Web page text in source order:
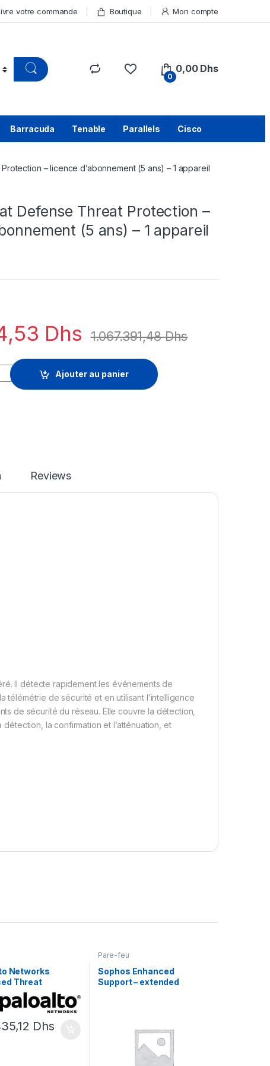
votre commande Boutique Mon compte
0
0,00 Dhs
Barracuda Tenable Parallels Cisco
– licence d’abonnement (5 ans) – 1 appareil
Defense Threat Protection –
(5 ans) – 1 appareil
Dhs 1.067.391,48Dhs
Threat Protection - licence d'abonnement (5 ans) - 1
Ajouter au panier
Reviews
Il détecte rapidement les événements de
de sécurité et en utilisant l’intelligence
de sécurité du réseau. Elle couvre la détection,
la confirmation et l’atténuation, et
Networks
Threat
–
de la
d’abonnement (3
périphérique dans
Dhs
Pare-feu
Sophos Enhanced
Support – extended